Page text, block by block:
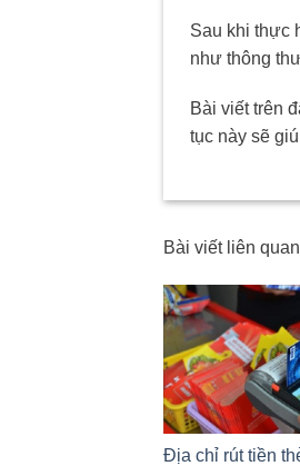
Sau khi thực
như thông
Bài viết trên
tục này sẽ
Bài viết liên
Địa chỉ rút tiền